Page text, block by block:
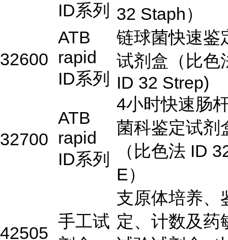
ID系列
32 Staph）
32600
ATB
rapid
ID系列
链球菌快速鉴
试剂盒（比色
ID 32 Strep)
32700
ATB
rapid
ID系列
4小时快速肠
菌科鉴定试剂
（比色法 ID
E）
42505
手工试
支原体培养、
定、计数及药